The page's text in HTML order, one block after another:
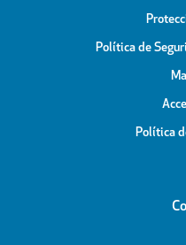
Política de
Política